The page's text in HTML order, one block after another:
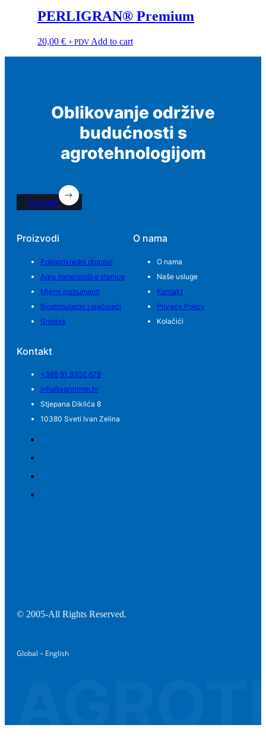
PERLIGRAN® Premium
20,00 € + PDV Add to cart
Oblikovanje održive
budućnosti s
agrotehnologijom
Kontakt
Proizvodi
Poljoprivredni dronovi
Agro meterološke stanice
Mjerni instrumenti
Biostimulatori i ojačivaći
Gnojiva
O nama
O nama
Naše usluge
Kontakt
Privacy Policy
Kolačići
Kontakt
+385 91 9352 678
info@agrotimm.hr
Stjepana Diklića 8
10380 Sveti Ivan Zelina
© 2005-All Rights Reserved.
Global – English